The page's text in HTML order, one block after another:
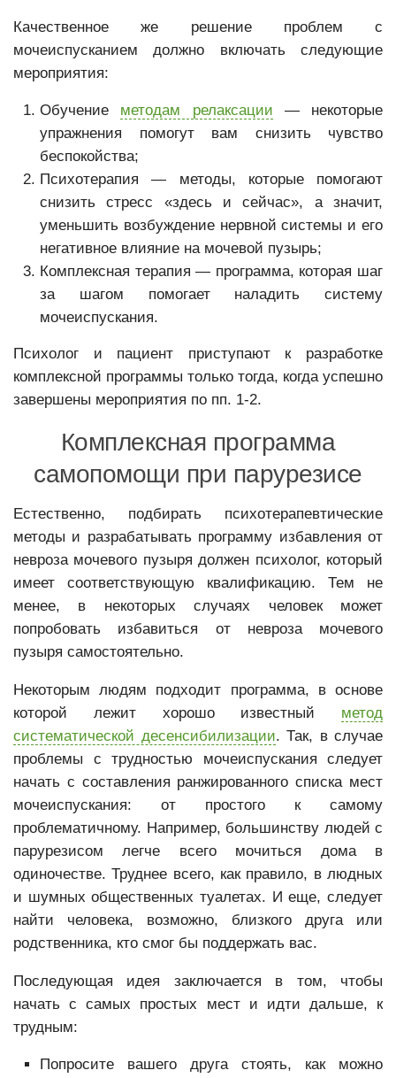
Качественное же решение проблем с
мочеиспусканием должно включать следующие
мероприятия:
Обучение методам релаксации — некоторые
упражнения помогут вам снизить чувство
беспокойства;
Психотерапия — методы, которые помогают
снизить стресс «здесь и сейчас», а значит,
уменьшить возбуждение нервной системы и его
негативное влияние на мочевой пузырь;
Комплексная терапия — программа, которая шаг
за шагом помогает наладить систему
мочеиспускания.
Психолог и пациент приступают к разработке
комплексной программы только тогда, когда успешно
завершены мероприятия по пп. 1-2.
Комплексная программа
самопомощи при парурезисе
Естественно, подбирать психотерапевтические
методы и разрабатывать программу избавления от
невроза мочевого пузыря должен психолог, который
имеет соответствующую квалификацию. Тем не
менее, в некоторых случаях человек может
попробовать избавиться от невроза мочевого
пузыря самостоятельно.
Некоторым людям подходит программа, в основе
которой лежит хорошо известный метод
систематической десенсибилизации. Так, в случае
проблемы с трудностью мочеиспускания следует
начать с составления ранжированного списка мест
мочеиспускания: от простого к самому
проблематичному. Например, большинству людей с
парурезисом легче всего мочиться дома в
одиночестве. Труднее всего, как правило, в людных
и шумных общественных туалетах. И еще, следует
найти человека, возможно, близкого друга или
родственника, кто смог бы поддержать вас.
Последующая идея заключается в том, чтобы
начать с самых простых мест и идти дальше, к
трудным:
Попросите вашего друга стоять, как можно